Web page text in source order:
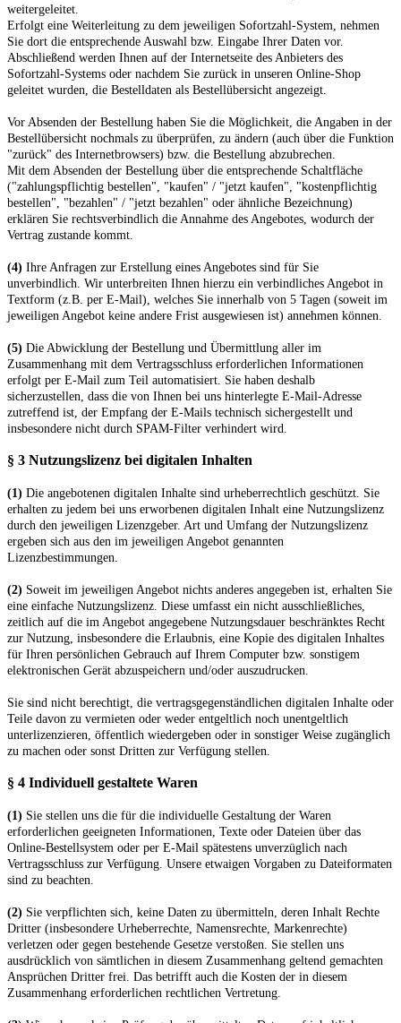
weitergeleitet.
Erfolgt eine Weiterleitung zu dem jeweiligen Sofortzahl-System, nehmen
Sie dort die entsprechende Auswahl bzw. Eingabe Ihrer Daten vor.
Abschließend werden Ihnen auf der Internetseite des Anbieters des
Sofortzahl-Systems oder nachdem Sie zurück in unseren Online-Shop
geleitet wurden, die Bestelldaten als Bestellübersicht angezeigt.
Vor Absenden der Bestellung haben Sie die Möglichkeit, die Angaben in der
Bestellübersicht nochmals zu überprüfen, zu ändern (auch über die Funktion
"zurück" des Internetbrowsers) bzw. die Bestellung abzubrechen.
Mit dem Absenden der Bestellung über die entsprechende Schaltfläche
("zahlungspflichtig bestellen", "kaufen" / "jetzt kaufen", "kostenpflichtig
bestellen", "bezahlen" / "jetzt bezahlen" oder ähnliche Bezeichnung)
erklären Sie rechtsverbindlich die Annahme des Angebotes, wodurch der
Vertrag zustande kommt.
(4) Ihre Anfragen zur Erstellung eines Angebotes sind für Sie
unverbindlich. Wir unterbreiten Ihnen hierzu ein verbindliches Angebot in
Textform (z.B. per E-Mail), welches Sie innerhalb von 5 Tagen (soweit im
jeweiligen Angebot keine andere Frist ausgewiesen ist) annehmen können.
(5) Die Abwicklung der Bestellung und Übermittlung aller im
Zusammenhang mit dem Vertragsschluss erforderlichen Informationen
erfolgt per E-Mail zum Teil automatisiert. Sie haben deshalb
sicherzustellen, dass die von Ihnen bei uns hinterlegte E-Mail-Adresse
zutreffend ist, der Empfang der E-Mails technisch sichergestellt und
insbesondere nicht durch SPAM-Filter verhindert wird.
§ 3 Nutzungslizenz bei digitalen Inhalten
(1) Die angebotenen digitalen Inhalte sind urheberrechtlich geschützt. Sie
erhalten zu jedem bei uns erworbenen digitalen Inhalt eine Nutzungslizenz
durch den jeweiligen Lizenzgeber. Art und Umfang der Nutzungslizenz
ergeben sich aus den im jeweiligen Angebot genannten
Lizenzbestimmungen.
(2) Soweit im jeweiligen Angebot nichts anderes angegeben ist, erhalten Sie
eine einfache Nutzungslizenz. Diese umfasst ein nicht ausschließliches,
zeitlich auf die im Angebot angegebene Nutzungsdauer beschränktes Recht
zur Nutzung, insbesondere die Erlaubnis, eine Kopie des digitalen Inhaltes
für Ihren persönlichen Gebrauch auf Ihrem Computer bzw. sonstigem
elektronischen Gerät abzuspeichern und/oder auszudrucken.
Sie sind nicht berechtigt, die vertragsgegenständlichen digitalen Inhalte oder
Teile davon zu vermieten oder weder entgeltlich noch unentgeltlich
unterlizenzieren, öffentlich wiedergeben oder in sonstiger Weise zugänglich
zu machen oder sonst Dritten zur Verfügung stellen.
§ 4 Individuell gestaltete Waren
(1) Sie stellen uns die für die individuelle Gestaltung der Waren
erforderlichen geeigneten Informationen, Texte oder Dateien über das
Online-Bestellsystem oder per E-Mail spätestens unverzüglich nach
Vertragsschluss zur Verfügung. Unsere etwaigen Vorgaben zu Dateiformaten
sind zu beachten.
(2) Sie verpflichten sich, keine Daten zu übermitteln, deren Inhalt Rechte
Dritter (insbesondere Urheberrechte, Namensrechte, Markenrechte)
verletzen oder gegen bestehende Gesetze verstoßen. Sie stellen uns
ausdrücklich von sämtlichen in diesem Zusammenhang geltend gemachten
Ansprüchen Dritter frei. Das betrifft auch die Kosten der in diesem
Zusammenhang erforderlichen rechtlichen Vertretung.